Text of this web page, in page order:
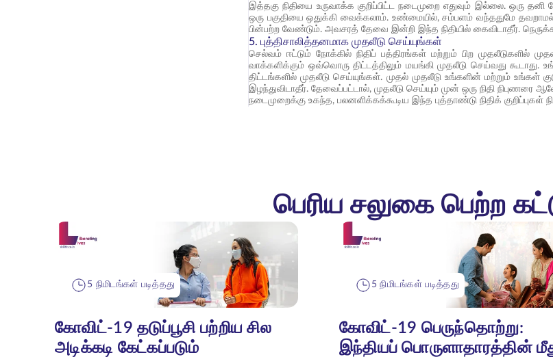
இத்தகு நிதியை உருவாக்க குறிப்பிட்ட நடைமுறை எதுவும் இல்லை. ஒரு
ஒரு பகுதியை ஒதுக்கி வைக்கலாம். உண்மையில், சம்பளம் வந்ததுமே
பின்பற்ற வேண்டும். அவசரத் தேவை இன்றி இந்த நிதியில் கைவிடாதீர்.
5. புத்திசாலித்தனமாக முதலீடு செய்யுங்கள்
செல்வம் ஈட்டும் நோக்கில் நிதிப் பத்திரங்கள் மற்றும் பிற முதலீடுகளில்
வாக்களிக்கும் ஒவ்வொரு திட்டத்திலும் மயங்கி முதலீடு செய்வது
திட்டங்களில் முதலீடு செய்யுங்கள். முதல் முதலீடு உங்களின் மற்றும் உங்கள்
இழந்துவிடாதீர். தேவைப்பட்டால், முதலீடு செய்யும் முன் ஒரு நிதி நிபுணரை
நடைமுறைக்கு உகந்த, பலனளிக்கக்கூடிய இந்த புத்தாண்டு நிதிக்
பெரிய சலுகை பெற்ற
5 நிமிடங்கள் படித்தது
கோவிட்-19 தடுப்பூசி பற்றிய சில
அடிக்கடி கேட்கப்படும்
5 நிமிடங்கள் படித்தது
கோவிட்-19 பெருந்தொற்று:
இந்தியப் பொருளாதாரத்தின்